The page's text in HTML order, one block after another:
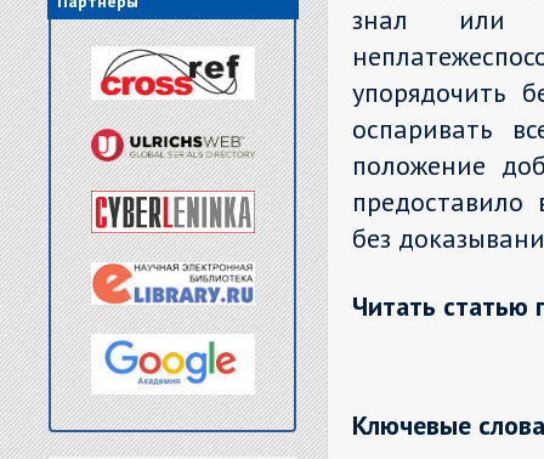
знал или
упорядочить
оспаривать
положение
без
Читать статью
Ключевые